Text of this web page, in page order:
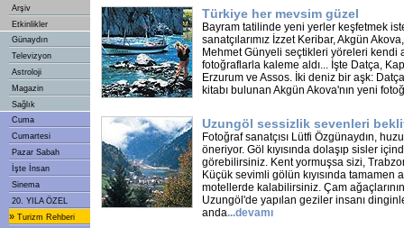
Arşiv
Etkinlikler
Günaydın
Televizyon
Astroloji
Magazin
Sağlık
Cuma
Cumartesi
Pazar Sabah
İşte İnsan
Sinema
20. YILA ÖZEL
» Turizm Rehberi
Türkiye her mevsim güzel
Bayram tatilinde yeni yerler keşfetmek
sanatçılarımız İzzet Keribar, Akgün
Mehmet Günyeli seçtikleri yöreleri kendi
fotoğraflarla kaleme aldı... İşte Datça,
Erzurum ve Assos. İki deniz bir aşk:
kitabı bulunan Akgün Akova'nın yeni
Uzungöl sessizlik sevenleri
Fotoğraf sanatçısı Lütfi Özgünaydın,
öneriyor. Göl kıyısında dolaşıp sisler
görebilirsiniz. Kent yormuşsa sizi,
Küçük sevimli gölün kıyısında tamamen
motellerde kalabilirsiniz. Çam ağaçlarının
Uzungöl'de yapılan geziler insanı
anda...devamı